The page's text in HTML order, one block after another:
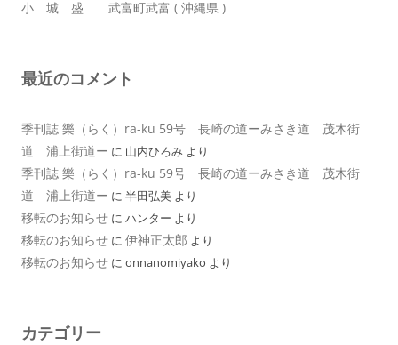
小 城 盛 武富町武富 ( 沖縄県 )
最近のコメント
季刊誌 樂（らく）ra-ku 59号 長崎の道ーみさき道 茂木街
道 浦上街道ー に 山内ひろみ より
季刊誌 樂（らく）ra-ku 59号 長崎の道ーみさき道 茂木街
道 浦上街道ー に 半田弘美 より
移転のお知らせ に ハンター より
移転のお知らせ に 伊神正太郎 より
移転のお知らせ に onnanomiyako より
カテゴリー